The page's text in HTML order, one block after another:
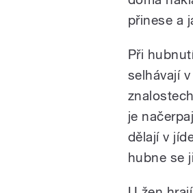
přinese a
Při
selhávají
je
dělají v
hubne se